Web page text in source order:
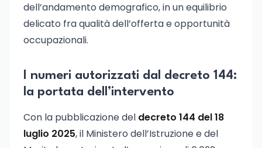
dell’andamento demografico, in un equilibrio
delicato fra qualità dell’offerta e opportunità
occupazionali.
I numeri autorizzati dal decreto 144:
la portata dell’intervento
Con la pubblicazione del decreto 144 del 18
luglio 2025, il Ministero dell’Istruzione e del